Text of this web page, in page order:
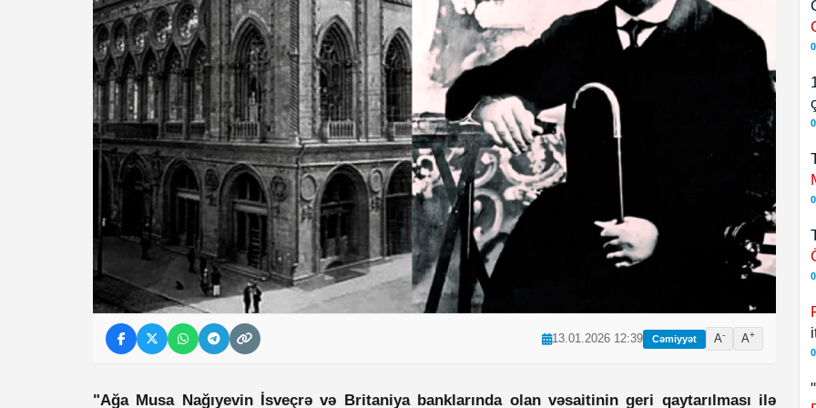
13.01.2026 12:39 Cəmiyyət A- A+
"Ağa Musa Nağıyevin İsveçrə və Britaniya banklarında olan vəsaitinin geri qaytarılması ilə